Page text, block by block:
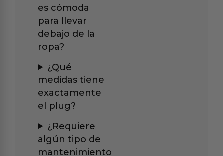
es cómoda
para llevar
debajo de la
ropa?
¿Qué
medidas tiene
exactamente
el plug?
¿Requiere
algún tipo de
mantenimiento